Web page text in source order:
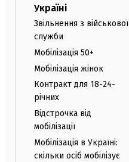
Україні
Звільнення з військової
служби
Мобілізація 50+
Мобілізація жінок
Контракт для 18-24-
річних
Відстрочка від
мобілізації
Мобілізація в Україні:
скільки осіб мобілізує